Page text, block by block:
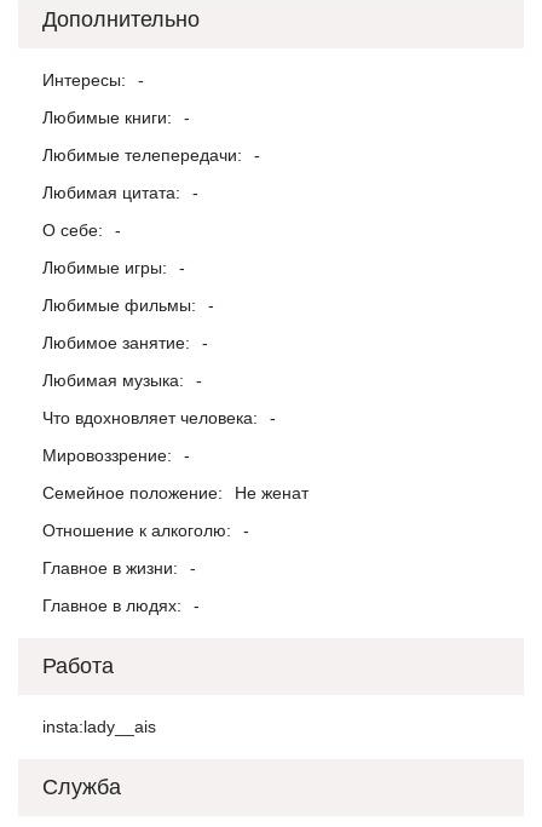
Дополнительно
Интересы:
-
Любимые книги:
-
Любимые телепередачи:
-
Любимая цитата:
-
О себе:
-
Любимые игры:
-
Любимые фильмы:
-
Любимое занятие:
-
Любимая музыка:
-
Что вдохновляет человека:
-
Мировоззрение:
-
Семейное положение:
Не женат
Отношение к алкоголю:
-
Главное в жизни:
-
Главное в людях:
-
Работа
insta:lady__ais
Служба